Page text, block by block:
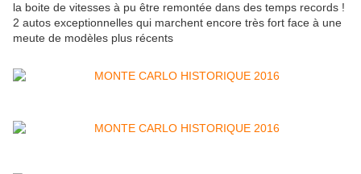
la boite de vitesses à pu être remontée dans des temps records !
2 autos exceptionnelles qui marchent encore très fort face à une
meute de modèles plus récents